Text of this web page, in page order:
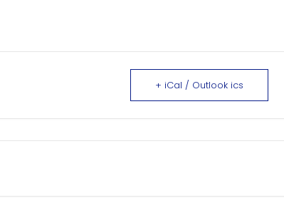
+ iCal / Outlook ics